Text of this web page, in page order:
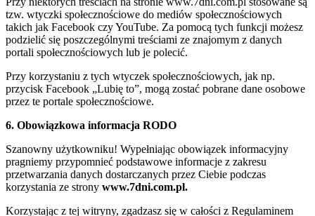
tzw. wtyczki społecznościowe do mediów społecznościowych
takich jak Facebook czy YouTube. Za pomocą tych funkcji możesz
podzielić się poszczególnymi treściami ze znajomym z danych
portali społecznościowych lub je polecić.
Przy korzystaniu z tych wtyczek społecznościowych, jak np.
przycisk Facebook „Lubię to”, mogą zostać pobrane dane osobowe
przez te portale społecznościowe.
6. Obowiązkowa informacja RODO
Szanowny użytkowniku! Wypełniając obowiązek informacyjny
pragniemy przypomnieć podstawowe informacje z zakresu
przetwarzania danych dostarczanych przez Ciebie podczas
korzystania ze strony www.7dni.com.pl.
Korzystając z tej witryny, zgadzasz się w całości z Regulaminem